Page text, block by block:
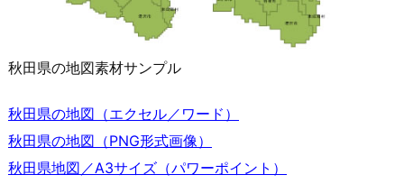
秋田県の地図素材サンプル
秋田県の地図（エクセル／ワード）
秋田県の地図（PNG形式画像）
秋田県地図／A3サイズ（パワーポイント）